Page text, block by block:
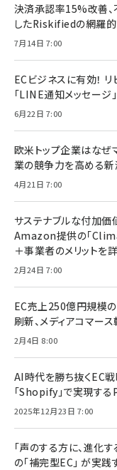
決済承認率15%改善、
したRiskifiedの網羅
7月14日 7:00
ECビジネスに有効！
「LINE通知メッセージ
6月22日 7:00
欧米トップ企業はなぜ
業の競争力を高める
4月21日 7:00
サステナブルな付加価
Amazon提供の「
＋事業者のメリットを
2月24日 7:00
EC売上250億円規模
刷新、メディアコマー
2月4日 8:00
AI時代を勝ち抜くEC戦
「Shopify」で実現す
2025年12月23日 7:00
「声のする方に、進化
の「補完型EC」 が実践